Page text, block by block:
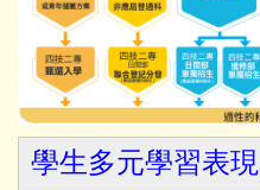
學生多元學習表現